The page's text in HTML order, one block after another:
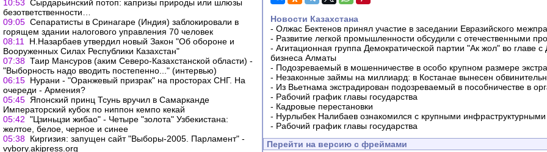
10:53 Сырдарьинский потоп: капризы природы или шлюзы
безответственности…
09:05 Сепаратисты в Сринагаре (Индия) заблокировали в
горящем здании налогового управления 70 человек
08:11
Н.Назарбаев утвердил новый Закон "Об обороне и
Вооруженных Силах Республики Казахстан"
07:38 Таир Мансуров (аким Северо-Казахстанской области) -
"Выборность надо вводить постепенно..." (интервью)
06:15 Нурани - "Оранжевый призрак" на просторах СНГ. На
очереди - Армения?
05:45 Японский принц Тсунь вручил в Самарканде
Императорский кубок по ниппон кемпо кекай
05:42 "Цзиньцзи жибао" - Четыре "золота" Узбекистана:
желтое, белое, черное и синее
05:38 Киргизия: запущен сайт "Выборы-2005. Парламент" -
vybory.akipress.org
Новости Казахстана
- Олжас Бектенов принял участие в заседании Евразийского
- Развитие легкой промышленности обсудили с отечественными
- Агитационная группа Демократической партии "Ак жол" во главе
бизнеса Алматы
- Подозреваемый в мошенничестве в особо крупном размере
- Незаконные займы на миллиард: в Костанае вынесен
- Из Вьетнама экстрадирован подозреваемый в пособничестве в
- Рабочий график главы государства
- Кадровые перестановки
- Нурлыбек Налибаев ознакомился с крупными
- Рабочий график главы государства
Перейти на версию с фреймами